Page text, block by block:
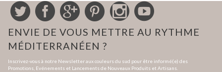
ENVIE DE VOUS METTRE AU RYTHME
MÉDITERRANÉEN ?
Inscrivez-vous à notre Newsletter aux couleurs du sud pour être informé(e) des
Promotions, Evénements et Lancements de Nouveaux Produits et Artisans.